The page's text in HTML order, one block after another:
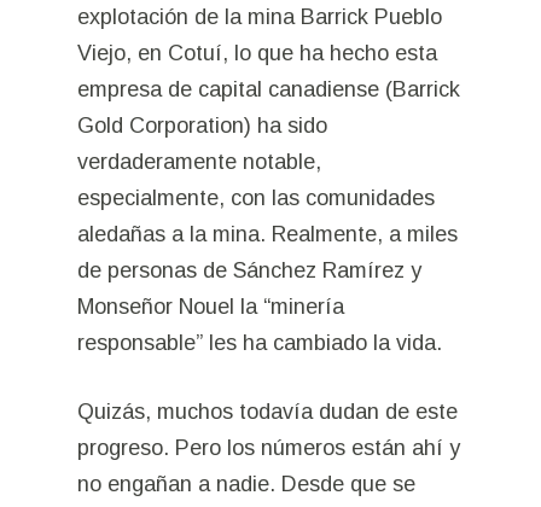
explotación de la mina Barrick Pueblo
Viejo, en Cotuí, lo que ha hecho esta
empresa de capital canadiense (Barrick
Gold Corporation) ha sido
verdaderamente notable,
especialmente, con las comunidades
aledañas a la mina. Realmente, a miles
de personas de Sánchez Ramírez y
Monseñor Nouel la “minería
responsable” les ha cambiado la vida.
Quizás, muchos todavía dudan de este
progreso. Pero los números están ahí y
no engañan a nadie. Desde que se